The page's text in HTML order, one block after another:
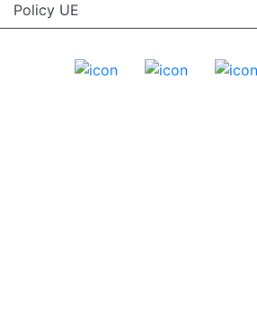
Policy UE